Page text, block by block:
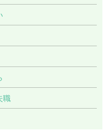
職